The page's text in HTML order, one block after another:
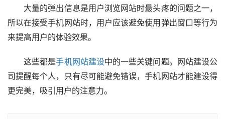
大量的弹出信息是用户浏览网站时最头疼的问题之一，
所以在接受手机网站时，用户应该避免使用弹出窗口等行为
来提高用户的体验效果。
这些都是手机网站建设中的一些关键问题。网站建设公
司提醒每个人，只有尽可能避免错误，手机网站才能建设得
更完美，吸引用户的注意力。